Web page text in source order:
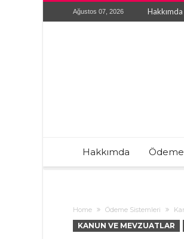
Ağustos 07, 2026 Hakkımda
Hakkımda
Home Ödeme Sistemleri
KANUN VE MEVZUATLAR